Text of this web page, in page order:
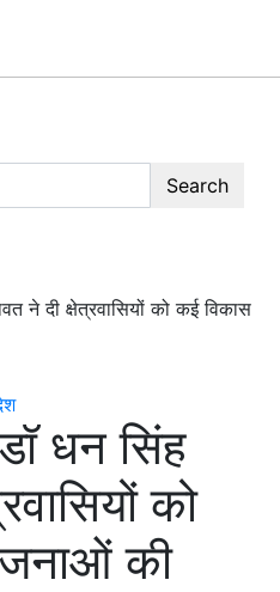
Search
ने दी क्षेत्रवासियों को कई विकास
धन सिंह
को
की